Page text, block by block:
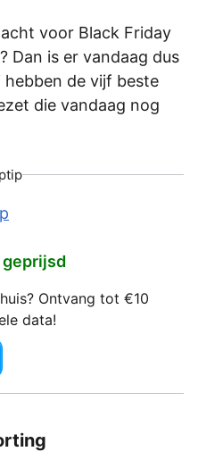
voor Black Friday
Dan is er vandaag dus
hebben de vijf beste
die vandaag nog
geprijsd
Ontvang tot €10
data!